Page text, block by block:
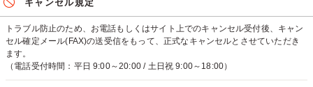
キャンセル規定
トラブル防止のため、お電話もしくはサイト上でのキャンセル受付後、キャン
セル確定メール(FAX)の送受信をもって、正式なキャンセルとさせていただき
ます。
（電話受付時間：平日 9:00～20:00 / 土日祝 9:00～18:00）